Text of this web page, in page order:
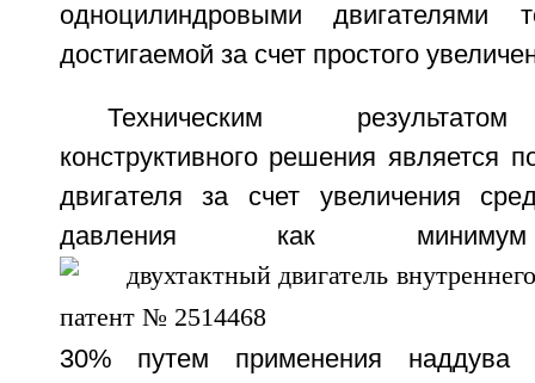
одноцилиндровыми
достигаемой за счет простого
Техническим
конструктивного решения является
двигателя за счет увеличения
давления как
30% путем применения наддува